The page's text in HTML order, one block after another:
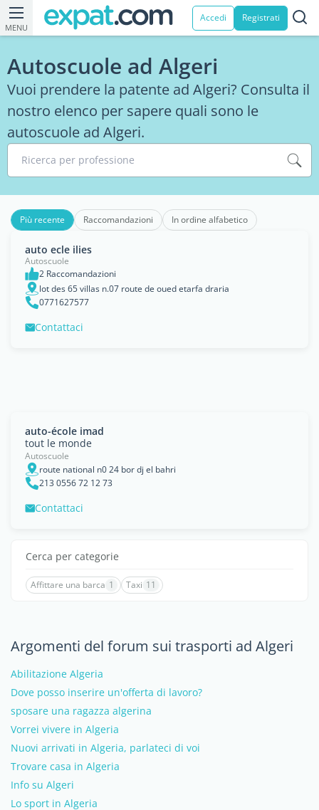
MENU
Accedi Registrati
Autoscuole ad Algeri
Vuoi prendere la patente ad Algeri? Consulta il
nostro elenco per sapere quali sono le
autoscuole ad Algeri.
Ricerca per professione
Più recente Raccomandazioni In ordine alfabetico
auto ecle ilies
Autoscuole
2 Raccomandazioni
lot des 65 villas n.07 route de oued etarfa draria
0771627577
Contattaci
auto-école imad
tout le monde
Autoscuole
route national n0 24 bor dj el bahri
213 0556 72 12 73
Contattaci
Cerca per categorie
Affittare una barca 1 Taxi 11
Argomenti del forum sui trasporti ad Algeri
Abilitazione Algeria
Dove posso inserire un'offerta di lavoro?
sposare una ragazza algerina
Vorrei vivere in Algeria
Nuovi arrivati in Algeria, parlateci di voi
Trovare casa in Algeria
Info su Algeri
Lo sport in Algeria